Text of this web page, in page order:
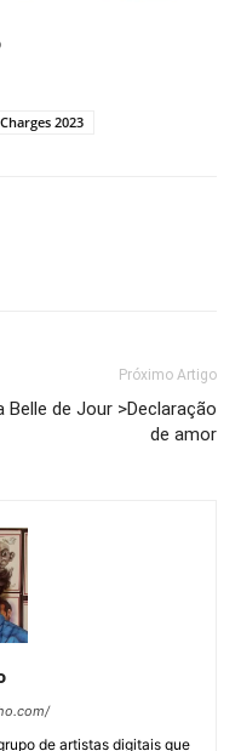
Charges 2023
Próximo Artigo
Belle de Jour >Declaração
de amor
de artistas digitais que